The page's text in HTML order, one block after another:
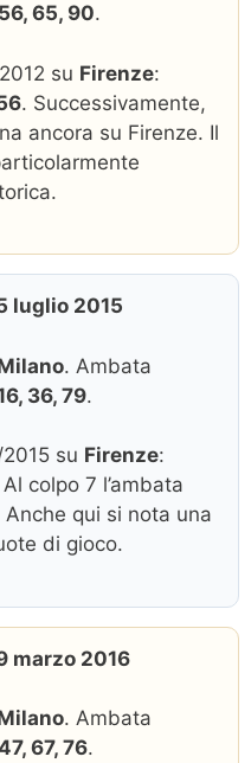
56, 65, 90.
su Firenze:
. Successivamente,
ancora su Firenze. Il
luglio 2015
. Ambata
36, 79.
su Firenze:
Al colpo 7 l’ambata
qui si nota una
di gioco.
marzo 2016
. Ambata
67, 76.